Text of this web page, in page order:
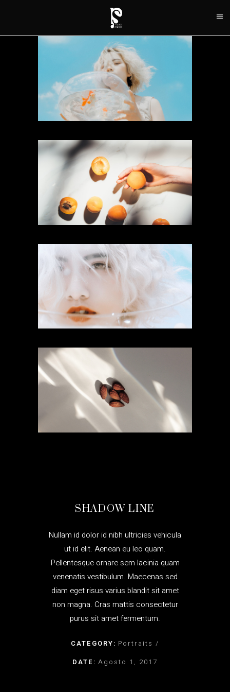
SHADOW LINE
Nullam id dolor id nibh ultricies vehicula
ut id elit. Aenean eu leo quam.
Pellentesque ornare sem lacinia quam
venenatis vestibulum. Maecenas sed
diam eget risus varius blandit sit amet
non magna. Cras mattis consectetur
purus sit amet fermentum.
CATEGORY: Portraits
DATE: Agosto 1, 2017